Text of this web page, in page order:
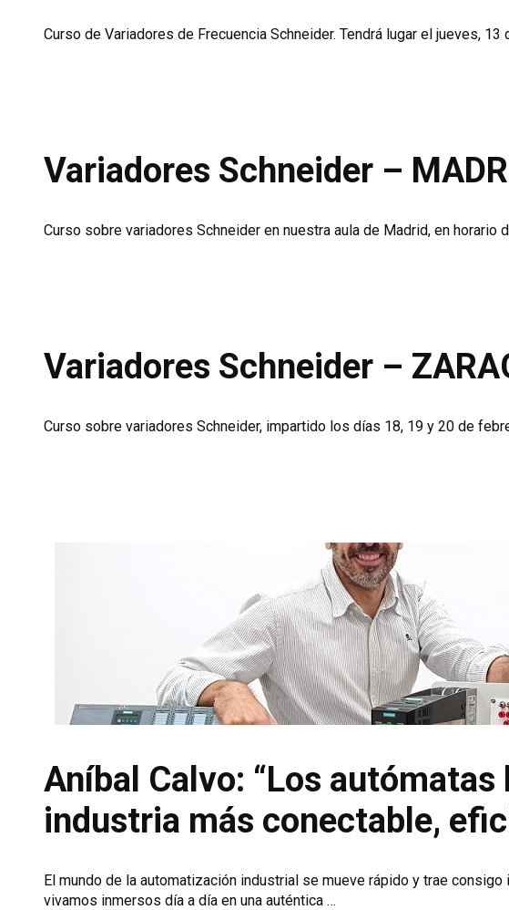
Curso de Variadores de Frecuencia Schneider. Tendrá lugar el jueves, 13
Variadores Schneider –
Curso sobre variadores Schneider en nuestra aula de Madrid, en horario
Variadores Schneider –
Curso sobre variadores Schneider, impartido los días 18, 19 y 20 de
Aníbal Calvo: “Los autómatas
industria más conectable,
El mundo de la automatización industrial se mueve rápido y trae consigo
vivamos inmersos día a día en una auténtica …